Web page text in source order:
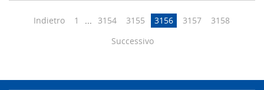
Indietro 1 ... 3154 3155 3156 3157
3158
Successivo